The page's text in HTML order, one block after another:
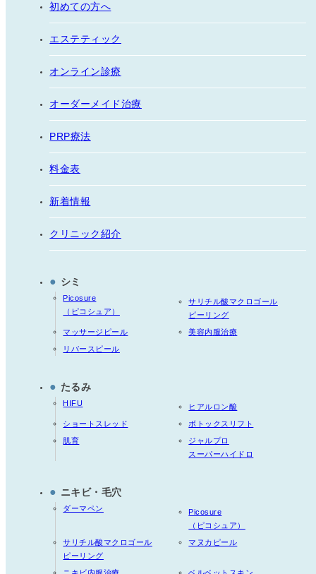
初めての方へ
エステティック
オンライン診療
オーダーメイド治療
PRP療法
料金表
新着情報
クリニック紹介
● シミ
Picosure
（ピコシュア）
サリチル酸マクロゴール
ピーリング
マッサージピール
美容内服治療
リバースピール
● たるみ
HIFU
ヒアルロン酸
ショートスレッド
ボトックスリフト
肌育
ジャルプロ
スーパーハイドロ
● ニキビ・毛穴
ダーマペン
Picosure
（ピコシュア）
サリチル酸マクロゴール
ピーリング
マヌカピール